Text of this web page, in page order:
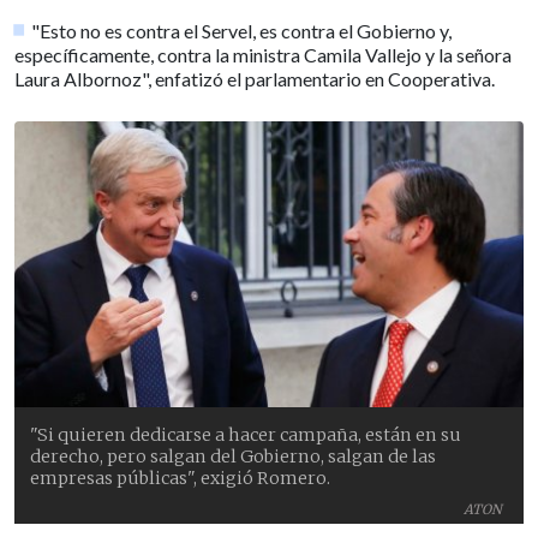
"Esto no es contra el Servel, es contra el Gobierno y,
específicamente, contra la ministra Camila Vallejo y la señora
Laura Albornoz", enfatizó el parlamentario en Cooperativa.
ATON
"Si quieren dedicarse a hacer campaña, están en su
derecho, pero salgan del Gobierno, salgan de las
empresas públicas", exigió Romero.